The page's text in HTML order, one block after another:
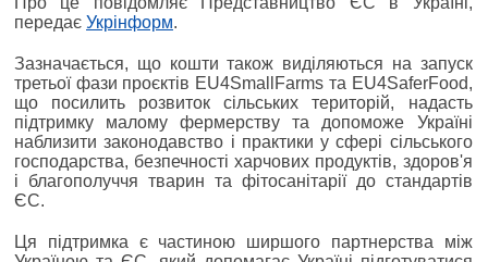
передає Укрінформ.
Зазначається, що кошти також виділяються на запуск
третьої фази проєктів EU4SmallFarms та EU4SaferFood,
що посилить розвиток сільських територій, надасть
підтримку малому фермерству та допоможе Україні
наблизити законодавство і практики у сфері сільського
господарства, безпечності харчових продуктів, здоров'я
і благополуччя тварин та фітосанітарії до стандартів
ЄС.
Ця підтримка є частиною ширшого партнерства між